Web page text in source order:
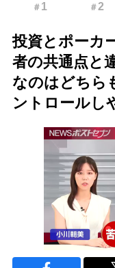
＃ 1 ＃2
投資とポーカ
者の共通点と
なのはどちら
ントロールし